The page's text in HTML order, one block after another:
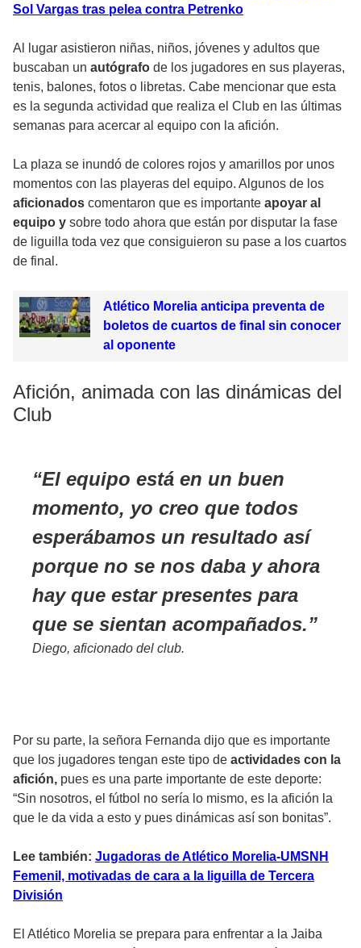
Sol Vargas tras pelea contra Petrenko
Al lugar asistieron niñas, niños, jóvenes y adultos que
buscaban un autógrafo de los jugadores en sus playeras,
tenis, balones, fotos o libretas. Cabe mencionar que esta
es la segunda actividad que realiza el Club en las últimas
semanas para acercar al equipo con la afición.
La plaza se inundó de colores rojos y amarillos por unos
momentos con las playeras del equipo. Algunos de los
aficionados comentaron que es importante apoyar al
equipo y sobre todo ahora que están por disputar la fase
de liguilla toda vez que consiguieron su pase a los cuartos
de final.
Atlético Morelia anticipa preventa de
boletos de cuartos de final sin conocer
al oponente
Afición, animada con las dinámicas del
Club
El equipo está en un buen
momento, yo creo que todos
esperábamos un resultado así
porque no se nos daba y ahora
hay que estar presentes para
que se sientan acompañados.
Diego, aficionado del club.
Por su parte, la señora Fernanda dijo que es importante
que los jugadores tengan este tipo de actividades con la
afición, pues es una parte importante de este deporte:
“Sin nosotros, el fútbol no sería lo mismo, es la afición la
que le da vida a esto y pues dinámicas así son bonitas”.
Lee también: Jugadoras de Atlético Morelia-UMSNH
Femenil, motivadas de cara a la liguilla de Tercera
División
El Atlético Morelia se prepara para enfrentar a la Jaiba